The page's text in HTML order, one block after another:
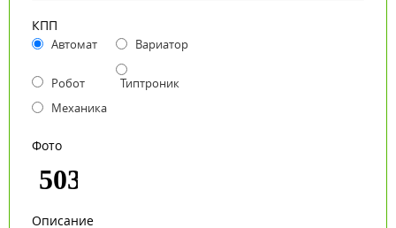
КПП
Автомат Вариатор
Робот
Типтроник
Механика
Фото
Описание